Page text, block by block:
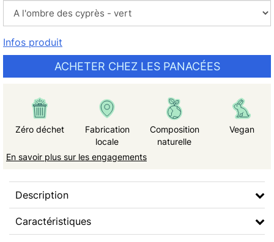
Infos produit
ACHETER CHEZ LES PANACÉES
Zéro déchet
Fabrication
locale
Composition
naturelle
Vegan
En savoir plus sur les engagements
Description
Caractéristiques